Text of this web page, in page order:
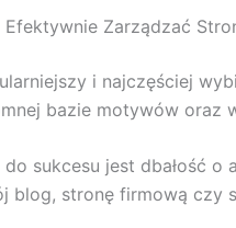
Zarządzać
i najczęściej
bazie motywów
sukcesu jest dbałość
blog, stronę firmową czy